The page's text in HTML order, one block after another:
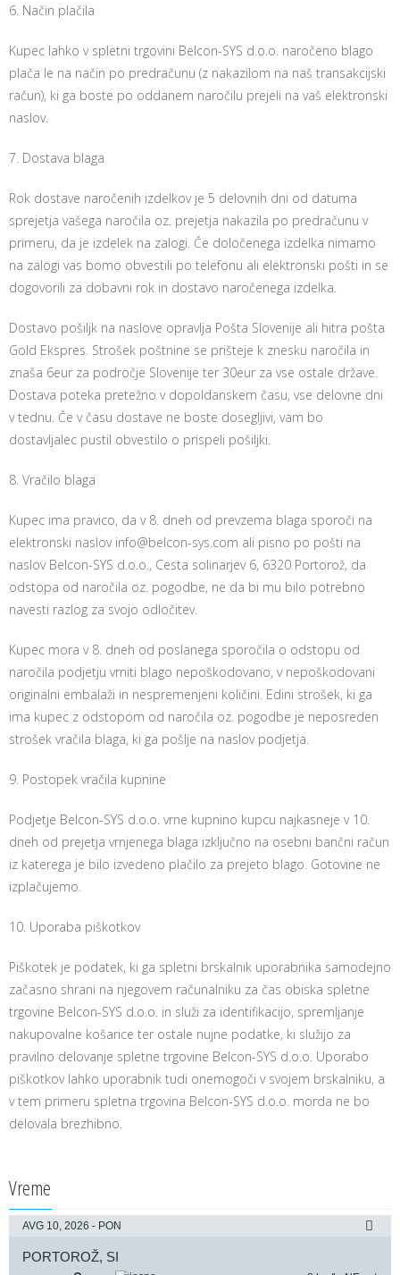
6. Način plačila
Kupec lahko v spletni trgovini Belcon-SYS d.o.o. naročeno blago
plača le na način po predračunu (z nakazilom na naš transakcijski
račun), ki ga boste po oddanem naročilu prejeli na vaš elektronski
naslov.
7. Dostava blaga
Rok dostave naročenih izdelkov je 5 delovnih dni od datuma
sprejetja vašega naročila oz. prejetja nakazila po predračunu v
primeru, da je izdelek na zalogi. Če določenega izdelka nimamo
na zalogi vas bomo obvestili po telefonu ali elektronski pošti in se
dogovorili za dobavni rok in dostavo naročenega izdelka.
Dostavo pošiljk na naslove opravlja Pošta Slovenije ali hitra pošta
Gold Ekspres. Strošek poštnine se prišteje k znesku naročila in
znaša 6eur za področje Slovenije ter 30eur za vse ostale države.
Dostava poteka pretežno v dopoldanskem času, vse delovne dni
v tednu. Če v času dostave ne boste dosegljivi, vam bo
dostavljalec pustil obvestilo o prispeli pošiljki.
8. Vračilo blaga
Kupec ima pravico, da v 8. dneh od prevzema blaga sporoči na
elektronski naslov info@belcon-sys.com ali pisno po pošti na
naslov Belcon-SYS d.o.o., Cesta solinarjev 6, 6320 Portorož, da
odstopa od naročila oz. pogodbe, ne da bi mu bilo potrebno
navesti razlog za svojo odločitev.
Kupec mora v 8. dneh od poslanega sporočila o odstopu od
naročila podjetju vrniti blago nepoškodovano, v nepoškodovani
originalni embalaži in nespremenjeni količini. Edini strošek, ki ga
ima kupec z odstopom od naročila oz. pogodbe je neposreden
strošek vračila blaga, ki ga pošlje na naslov podjetja.
9. Postopek vračila kupnine
Podjetje Belcon-SYS d.o.o. vrne kupnino kupcu najkasneje v 10.
dneh od prejetja vrnjenega blaga izključno na osebni bančni račun
iz katerega je bilo izvedeno plačilo za prejeto blago. Gotovine ne
izplačujemo.
10. Uporaba piškotkov
Piškotek je podatek, ki ga spletni brskalnik uporabnika samodejno
začasno shrani na njegovem računalniku za čas obiska spletne
trgovine Belcon-SYS d.o.o. in služi za identifikacijo, spremljanje
nakupovalne košarice ter ostale nujne podatke, ki služijo za
pravilno delovanje spletne trgovine Belcon-SYS d.o.o. Uporabo
piškotkov lahko uporabnik tudi onemogoči v svojem brskalniku, a
v tem primeru spletna trgovina Belcon-SYS d.o.o. morda ne bo
delovala brezhibno.
Vreme
AVG 10, 2026 - PON
PORTOROŽ, SI